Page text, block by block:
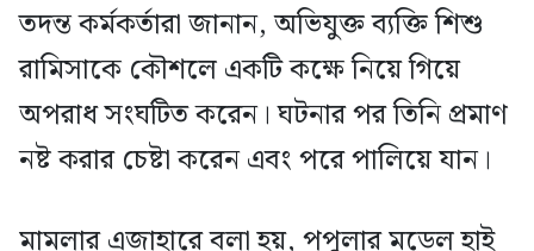
তদন্ত কর্মকর্তারা জানান, অভিযুক্ত ব্যক্তি শিশু
রামিসাকে কৌশলে একটি কক্ষে নিয়ে গিয়ে
অপরাধ সংঘটিত করেন। ঘটনার পর তিনি প্রমাণ
নষ্ট করার চেষ্টা করেন এবং পরে পালিয়ে যান।
মামলার এজাহারে বলা হয়, পপুলার মডেল হাই